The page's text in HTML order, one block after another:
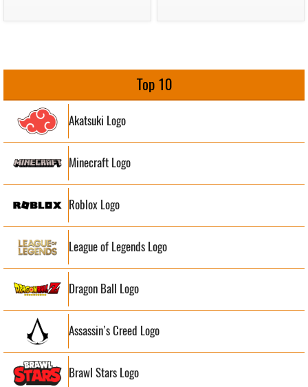
Top 10
Akatsuki Logo
Minecraft Logo
Roblox Logo
League of Legends Logo
Dragon Ball Logo
Assassin’s Creed Logo
Brawl Stars Logo